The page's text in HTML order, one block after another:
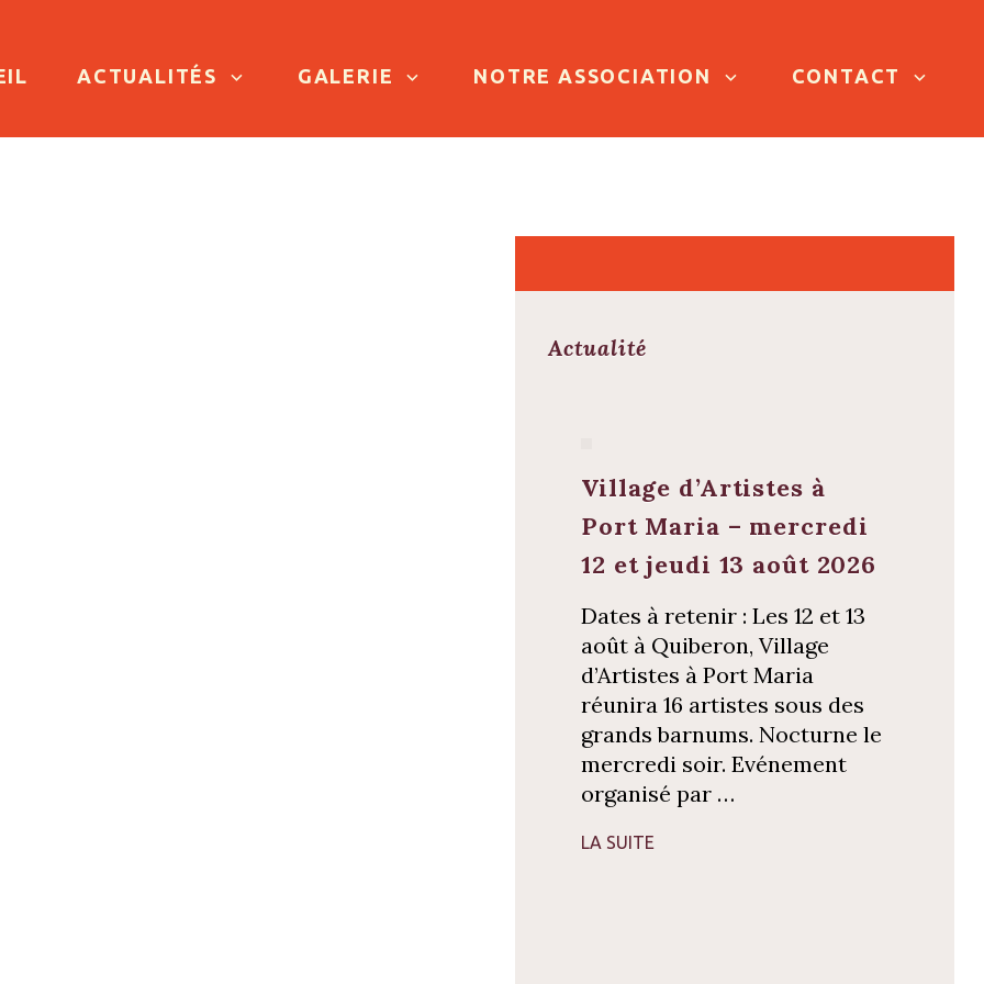
ACTUALITÉS GALERIE NOTRE ASSOCIATION CONTACT
Actualité
Village d’Artistes à
Port Maria – mercredi
12 et jeudi 13 août 2026
Dates à retenir : Les 12 et 13
août à Quiberon, Village
d’Artistes à Port Maria
réunira 16 artistes sous des
grands barnums. Nocturne le
mercredi soir. Evénement
organisé par …
LA SUITE